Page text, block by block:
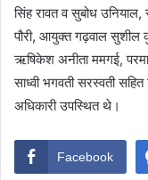
सिंह रावत व सुबोध उनियाल,
पौरी, आयुक्त गढ़वाल सुशील
ऋषिकेश अनीता ममगई,
साध्वी भगवती सरस्वती
अधिकारी उपस्थित थे।
Facebook